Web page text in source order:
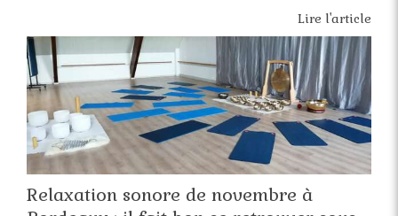
Lire l'article
Relaxation sonore de novembre à